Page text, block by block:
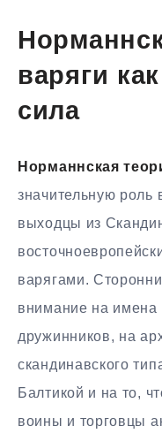
варяги
сила
Норманнская
значительную роль
выходцы из
варягами.
внимание на имена
дружинников, на
скандинавского
Балтикой и на то,
воины и торговцы